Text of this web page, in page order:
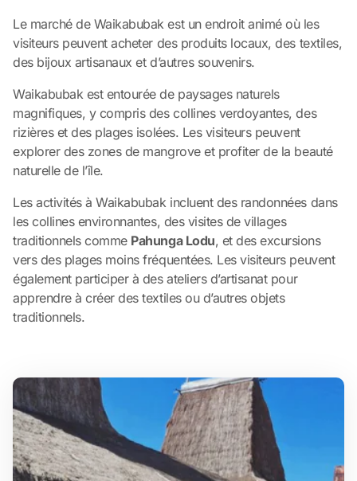
Le marché de Waikabubak est un endroit animé où les
visiteurs peuvent acheter des produits locaux, des textiles,
des bijoux artisanaux et d’autres souvenirs.
Waikabubak est entourée de paysages naturels
magnifiques, y compris des collines verdoyantes, des
rizières et des plages isolées. Les visiteurs peuvent
explorer des zones de mangrove et profiter de la beauté
naturelle de l’île.
Les activités à Waikabubak incluent des randonnées dans
les collines environnantes, des visites de villages
traditionnels comme Pahunga Lodu, et des excursions
vers des plages moins fréquentées. Les visiteurs peuvent
également participer à des ateliers d’artisanat pour
apprendre à créer des textiles ou d’autres objets
traditionnels.